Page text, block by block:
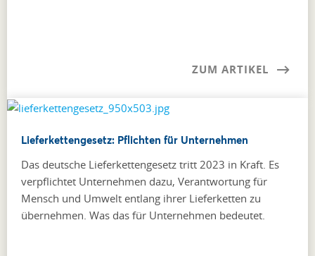
ZUM ARTIKEL
Lieferkettengesetz: Pflichten für Unternehmen
Das deutsche Lieferkettengesetz tritt 2023 in Kraft. Es
verpflichtet Unternehmen dazu, Verantwortung für
Mensch und Umwelt entlang ihrer Lieferketten zu
übernehmen. Was das für Unternehmen bedeutet.